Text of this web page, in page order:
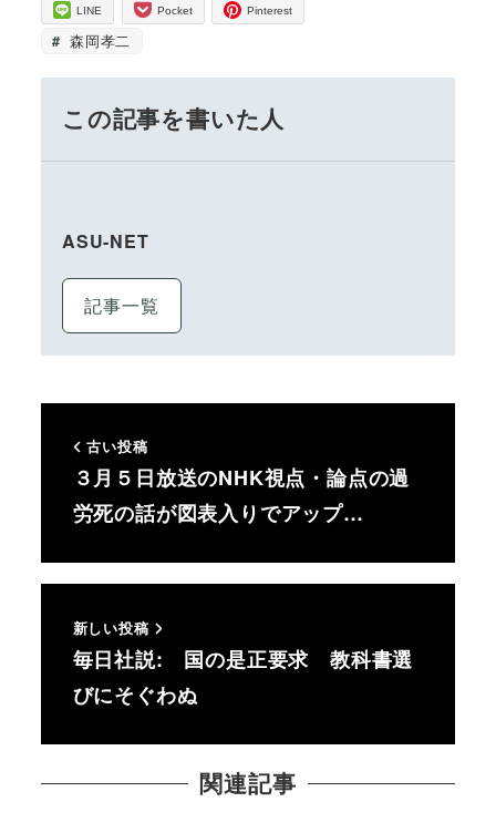
LINE Pocket Pinterest
森岡孝二
この記事を書いた人
ASU-NET
記事一覧
古い投稿
３月５日放送のNHK視点・論点の過
労死の話が図表入りでアップ…
新しい投稿
毎日社説: 国の是正要求 教科書選
びにそぐわぬ
関連記事